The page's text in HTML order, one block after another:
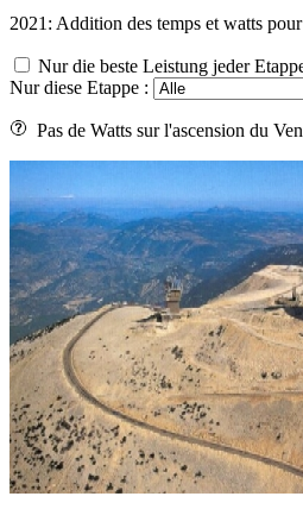
2021: Addition des temps et watts
Nur die beste Leistung jeder
Nur diese Etappe :
Pas de Watts sur l'ascension du